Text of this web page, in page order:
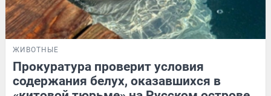
ЖИВОТНЫЕ
Прокуратура проверит условия
содержания белух, оказавшихся в